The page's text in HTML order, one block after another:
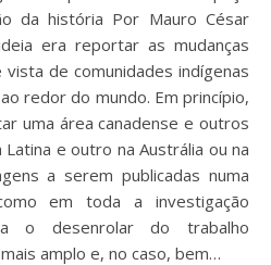
da história Por Mauro César
era reportar as mudanças
de comunidades indígenas
redor do mundo. Em princípio,
uma área canadense e outros
e outro na Austrália ou na
a serem publicadas numa
em toda a investigação
o desenrolar do trabalho
amplo e, no caso, bem…